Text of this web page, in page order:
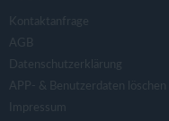
Kontaktanfrage
AGB
Datenschutzerklärung
APP- & Benutzerdaten löschen
Impressum